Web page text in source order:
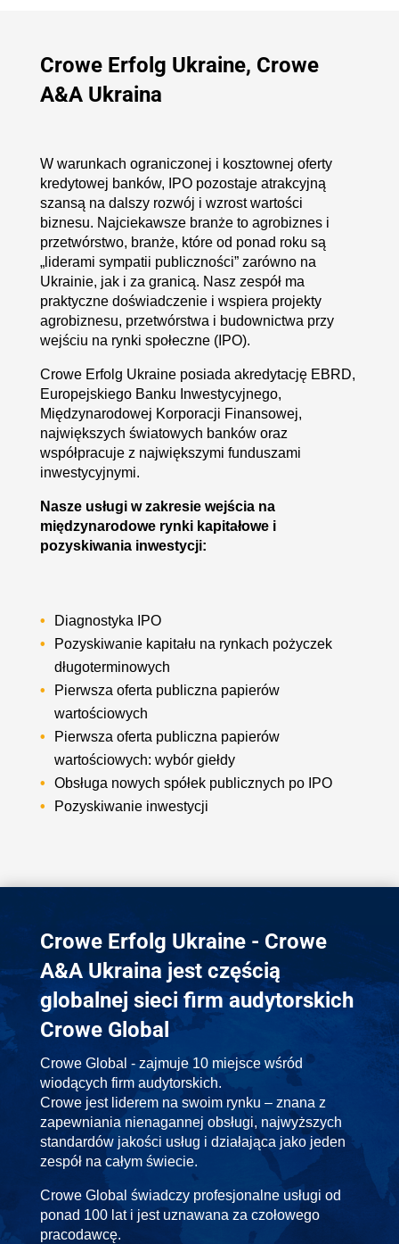
Crowe Erfolg Ukraine, Crowe
A&A Ukraina
W warunkach ograniczonej i kosztownej oferty
kredytowej banków, IPO pozostaje atrakcyjną
szansą na dalszy rozwój i wzrost wartości
biznesu. Najciekawsze branże to agrobiznes i
przetwórstwo, branże, które od ponad roku są
„liderami sympatii publiczności” zarówno na
Ukrainie, jak i za granicą. Nasz zespół ma
praktyczne doświadczenie i wspiera projekty
agrobiznesu, przetwórstwa i budownictwa przy
wejściu na rynki społeczne (IPO).
Crowe Erfolg Ukraine posiada akredytację EBRD,
Europejskiego Banku Inwestycyjnego,
Międzynarodowej Korporacji Finansowej,
największych światowych banków oraz
współpracuje z największymi funduszami
inwestycyjnymi.
Nasze usługi w zakresie wejścia na
międzynarodowe rynki kapitałowe i
pozyskiwania inwestycji:
Diagnostyka IPO
Pozyskiwanie kapitału na rynkach pożyczek
długoterminowych
Pierwsza oferta publiczna papierów
wartościowych
Pierwsza oferta publiczna papierów
wartościowych: wybór giełdy
Obsługa nowych spółek publicznych po IPO
Pozyskiwanie inwestycji
Crowe Erfolg Ukraine - Crowe
A&A Ukraina jest częścią
globalnej sieci firm audytorskich
Crowe Global
Crowe Global - zajmuje 10 miejsce wśród
wiodących firm audytorskich.
Crowe jest liderem na swoim rynku – znana z
zapewniania nienagannej obsługi, najwyższych
standardów jakości usług i działająca jako jeden
zespół na całym świecie.
Crowe Global świadczy profesjonalne usługi od
ponad 100 lat i jest uznawana za czołowego
pracodawcę.